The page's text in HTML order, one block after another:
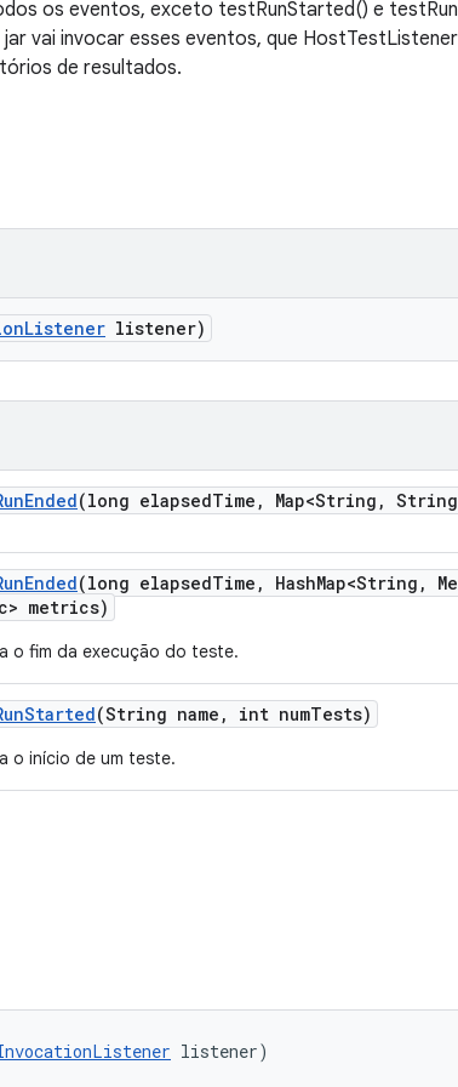
os eventos, exceto testRunStarted() e
vai invocar esses eventos, que
de resultados.
Listener listener)
Ended(long elapsedTime , Map<String ,
Ended(long elapsedTime , HashMap<String ,
metrics)
o fim da execução do teste.
Started(String name , int numTests)
o início de um teste.
listener)